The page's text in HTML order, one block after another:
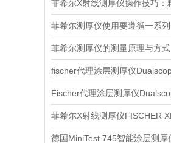
菲希尔测厚仪的测量原理与方式